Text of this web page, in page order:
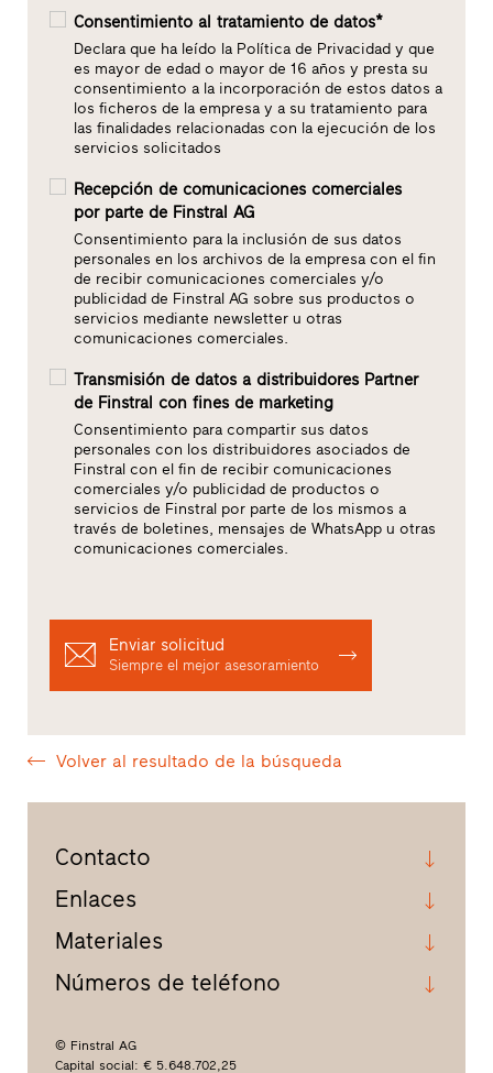
Consentimiento al tratamiento de datos*
Declara que ha leído la Política de Privacidad y que
es mayor de edad o mayor de 16 años y presta su
consentimiento a la incorporación de estos datos a
los ficheros de la empresa y a su tratamiento para
las finalidades relacionadas con la ejecución de los
servicios solicitados
Recepción de comunicaciones comerciales
por parte de Finstral AG
Consentimiento para la inclusión de sus datos
personales en los archivos de la empresa con el fin
de recibir comunicaciones comerciales y/o
publicidad de Finstral AG sobre sus productos o
servicios mediante newsletter u otras
comunicaciones comerciales.
Transmisión de datos a distribuidores Partner
de Finstral con fines de marketing
Consentimiento para compartir sus datos
personales con los distribuidores asociados de
Finstral con el fin de recibir comunicaciones
comerciales y/o publicidad de productos o
servicios de Finstral por parte de los mismos a
través de boletines, mensajes de WhatsApp u otras
comunicaciones comerciales.
Enviar solicitud
Siempre el mejor asesoramiento
Volver al resultado de la búsqueda
Contacto
Enlaces
Materiales
Números de teléfono
© Finstral AG
Capital social: € 5.648.702,25